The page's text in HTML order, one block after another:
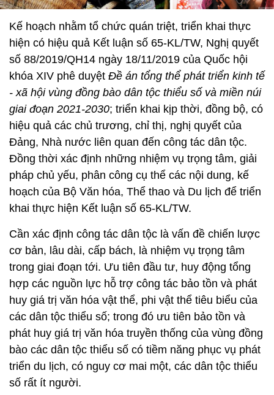
Kế hoạch nhằm tổ chức quán triệt, triển khai thực
hiện có hiệu quả Kết luận số 65-KL/TW, Nghị quyết
số 88/2019/QH14 ngày 18/11/2019 của Quốc hội
khóa XIV phê duyệt Đề án tổng thể phát triển kinh tế
- xã hội vùng đồng bào dân tộc thiểu số và miền núi
giai đoạn 2021-2030; triển khai kịp thời, đồng bộ, có
hiệu quả các chủ trương, chỉ thị, nghị quyết của
Đảng, Nhà nước liên quan đến công tác dân tộc.
Đồng thời xác định những nhiệm vụ trọng tâm, giải
pháp chủ yếu, phân công cụ thể các nội dung, kế
hoạch của Bộ Văn hóa, Thể thao và Du lịch để triển
khai thực hiện Kết luận số 65-KL/TW.
Cần xác định công tác dân tộc là vấn đề chiến lược
cơ bản, lâu dài, cấp bách, là nhiệm vụ trọng tâm
trong giai đoạn tới. Ưu tiên đầu tư, huy động tổng
hợp các nguồn lực hỗ trợ công tác bảo tồn và phát
huy giá trị văn hóa vật thể, phi vật thể tiêu biểu của
các dân tộc thiểu số; trong đó ưu tiên bảo tồn và
phát huy giá trị văn hóa truyền thống của vùng đồng
bào các dân tộc thiểu số có tiềm năng phục vụ phát
triển du lịch, có nguy cơ mai một, các dân tộc thiểu
số rất ít người.